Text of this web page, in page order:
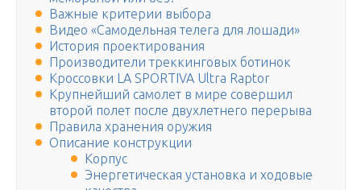
Важные критерии выбора
Видео «Самодельная телега для лошади»
История проектирования
Производители треккинговых ботинок
Кроссовки LA SPORTIVA Ultra Raptor
Крупнейший самолет в мире совершил
второй полет после двухлетнего перерыва
Правила хранения оружия
Описание конструкции
Корпус
Энергетическая установка и ходовые